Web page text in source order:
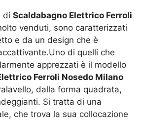
diScaldabagno Elettrico Ferroli
venduti, sono caratterizzati
e da un design che è
di quelli che
apprezzati è il modello
Ferroli Nosedo Milano
dalla forma quadrata,
Si tratta di una
che trova la sua collocazione